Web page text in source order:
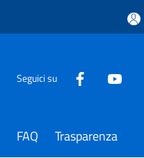
Seguici su
FAQ Trasparenza